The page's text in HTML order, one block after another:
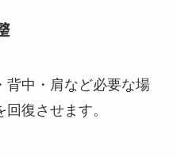
背中・肩など必要な場
復させます。